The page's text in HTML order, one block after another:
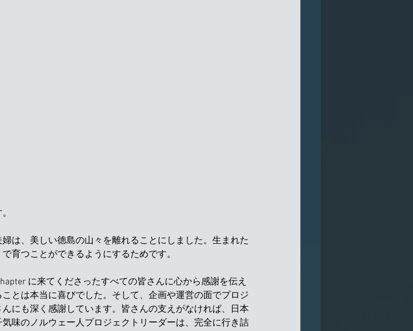
は、美しい徳島の山々を離れることにしました。生まれた
育つことができるようにするためです。
に来てくださったすべての皆さんに心から感謝を伝え
とは本当に喜びでした。そして、企画や運営の面でプロジ
にも深く感謝しています。皆さんの支えがなければ、日本
味のノルウェー人プロジェクトリーダーは、完全に行き詰